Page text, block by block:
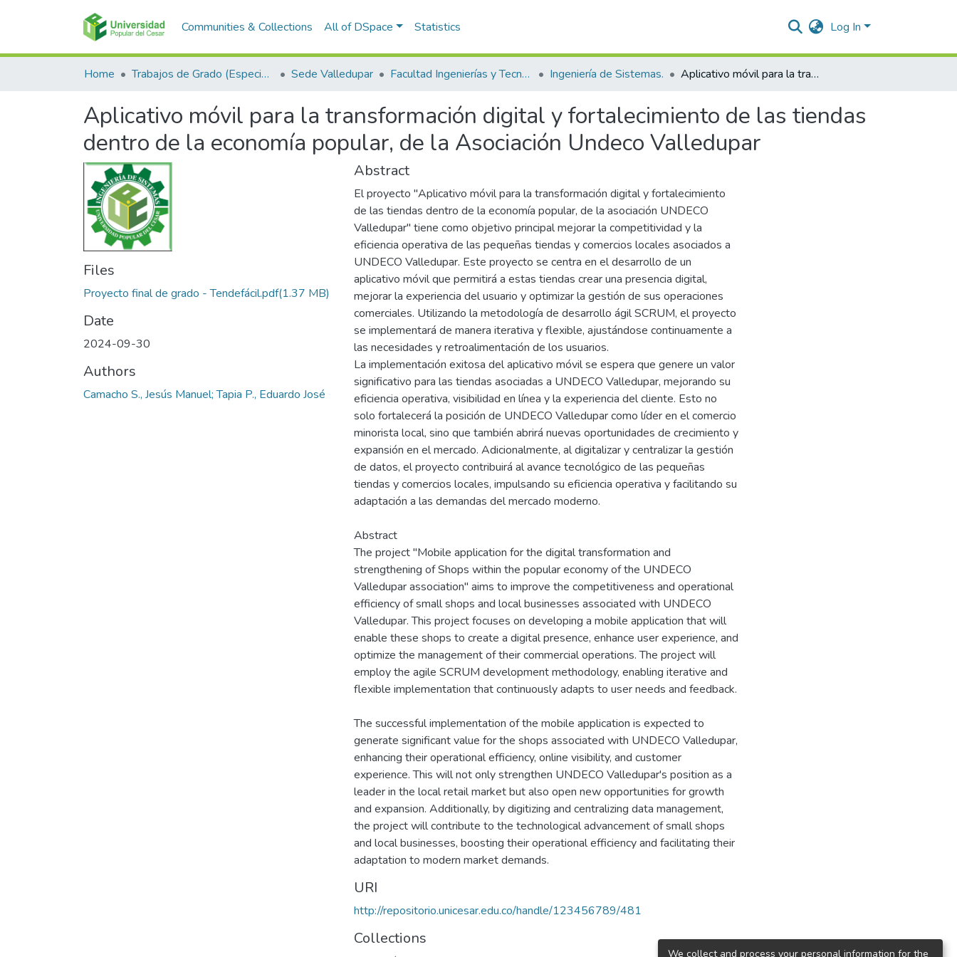
Communities & Collections All of DSpace Statistics Log In
Home Trabajos de Grado (Especializaciones y Pregrados) Sede Valledupar Facultad Ingenierías y Tecnologías Ingeniería de Sistemas. Aplicativo móvil para la transformación digital y fortalecimiento de las tiendas dentro de la economía popular, de la Asociación Undeco Valledupar
Aplicativo móvil para la transformación digital y fortalecimiento de las tiendas
dentro de la economía popular, de la Asociación Undeco Valledupar
Files
Proyecto final de grado - Tendefácil.pdf(1.37 MB)
Date
2024-09-30
Authors
Camacho S., Jesús Manuel; Tapia P., Eduardo José
Abstract
El proyecto "Aplicativo móvil para la transformación digital y fortalecimiento
de las tiendas dentro de la economía popular, de la asociación UNDECO
Valledupar" tiene como objetivo principal mejorar la competitividad y la
eficiencia operativa de las pequeñas tiendas y comercios locales asociados a
UNDECO Valledupar. Este proyecto se centra en el desarrollo de un
aplicativo móvil que permitirá a estas tiendas crear una presencia digital,
mejorar la experiencia del usuario y optimizar la gestión de sus operaciones
comerciales. Utilizando la metodología de desarrollo ágil SCRUM, el proyecto
se implementará de manera iterativa y flexible, ajustándose continuamente a
las necesidades y retroalimentación de los usuarios.
La implementación exitosa del aplicativo móvil se espera que genere un valor
significativo para las tiendas asociadas a UNDECO Valledupar, mejorando su
eficiencia operativa, visibilidad en línea y la experiencia del cliente. Esto no
solo fortalecerá la posición de UNDECO Valledupar como líder en el comercio
minorista local, sino que también abrirá nuevas oportunidades de crecimiento y
expansión en el mercado. Adicionalmente, al digitalizar y centralizar la gestión
de datos, el proyecto contribuirá al avance tecnológico de las pequeñas
tiendas y comercios locales, impulsando su eficiencia operativa y facilitando su
adaptación a las demandas del mercado moderno.
Abstract
The project "Mobile application for the digital transformation and
strengthening of Shops within the popular economy of the UNDECO
Valledupar association" aims to improve the competitiveness and operational
efficiency of small shops and local businesses associated with UNDECO
Valledupar. This project focuses on developing a mobile application that will
enable these shops to create a digital presence, enhance user experience, and
optimize the management of their commercial operations. The project will
employ the agile SCRUM development methodology, enabling iterative and
flexible implementation that continuously adapts to user needs and feedback.
The successful implementation of the mobile application is expected to
generate significant value for the shops associated with UNDECO Valledupar,
enhancing their operational efficiency, online visibility, and customer
experience. This will not only strengthen UNDECO Valledupar's position as a
leader in the local retail market but also open new opportunities for growth
and expansion. Additionally, by digitizing and centralizing data management,
the project will contribute to the technological advancement of small shops
and local businesses, boosting their operational efficiency and facilitating their
adaptation to modern market demands.
URI
http://repositorio.unicesar.edu.co/handle/123456789/481
Collections
We collect and process your personal information for the